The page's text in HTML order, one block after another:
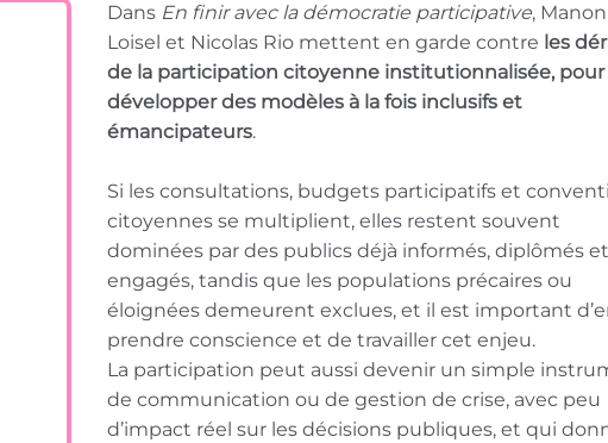
Dans En finir avec la démocratie participative, Manon
Loisel et Nicolas Rio mettent en garde contre les
de la participation citoyenne institutionnalisée, pour
développer des modèles à la fois inclusifs et
émancipateurs.
Si les consultations, budgets participatifs et
citoyennes se multiplient, elles restent souvent
dominées par des publics déjà informés, diplômés et
engagés, tandis que les populations précaires ou
éloignées demeurent exclues, et il est important
prendre conscience et de travailler cet enjeu.
La participation peut aussi devenir un simple
de communication ou de gestion de crise, avec peu
d’impact réel sur les décisions publiques, et qui